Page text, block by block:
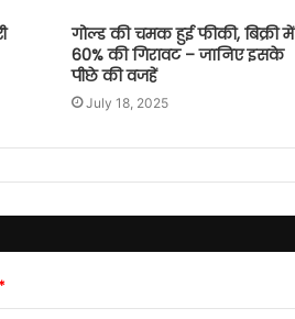
गोल्ड की चमक हुई फीकी, बिक्री में
60% की गिरावट – जानिए इसके
पीछे की वजहें
July 18, 2025
*